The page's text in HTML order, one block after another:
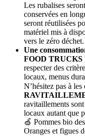
Les rubalises
conservées en
seront réutilisées
matériel mis à
vers le zéro déchet.
Une
FOOD TRUCKS
respecter des
locaux, menus
N’hésitez pas à
ravitaillements
locaux autant que
🍏 Pommes bio
Oranges et figues